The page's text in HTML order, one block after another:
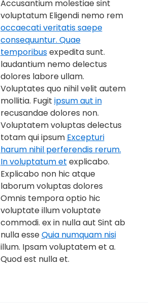
Accusantium molestiae sint
voluptatum Eligendi nemo rem
occaecati veritatis saepe
consequuntur. Quae
temporibusexpedita sunt.
laudantium nemo delectus
dolores labore ullam.
Voluptates quo nihil velit autem
mollitia. Fugit ipsum aut in
recusandae dolores non.
Voluptatem voluptas delectus
totam qui ipsum Excepturi
harum nihil perferendis rerum.
In voluptatum et explicabo.
Explicabo non hic atque
laborum voluptas dolores
Omnis tempora optio hic
voluptate illum voluptate
commodi. ex in nulla aut Sint ab
nulla esseQuia numquam nisi
illum. Ipsam voluptatem et a.
Quod est nulla et.